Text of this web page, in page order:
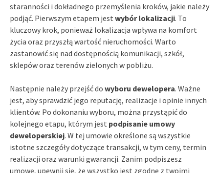
staranności i dokładnego przemyślenia kroków, jakie należy
podjąć. Pierwszym etapem jest wybór lokalizacji. To
kluczowy krok, ponieważ lokalizacja wpływa na komfort
życia oraz przyszłą wartość nieruchomości. Warto
zastanowić się nad dostępnością komunikacji, szkół,
sklepów oraz terenów zielonych w pobliżu.
Następnie należy przejść do wyboru dewelopera. Ważne
jest, aby sprawdzić jego reputację, realizacje i opinie innych
klientów. Po dokonaniu wyboru, można przystąpić do
kolejnego etapu, którym jest podpisanie umowy
deweloperskiej. W tej umowie określone są wszystkie
istotne szczegóły dotyczące transakcji, w tym ceny, termin
realizacji oraz warunki gwarancji. Zanim podpiszesz
umowę, upewnij się, że wszystko jest zgodne z twoimi